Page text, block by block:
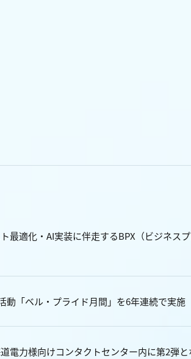
最適化・AI実装に伴走するBPX（ビジネス
動「ベル・プライド月間」を6年連続で実施
電力様向けコンタクトセンター内に第2弾